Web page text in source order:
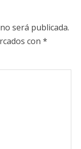
será publicada.
con *